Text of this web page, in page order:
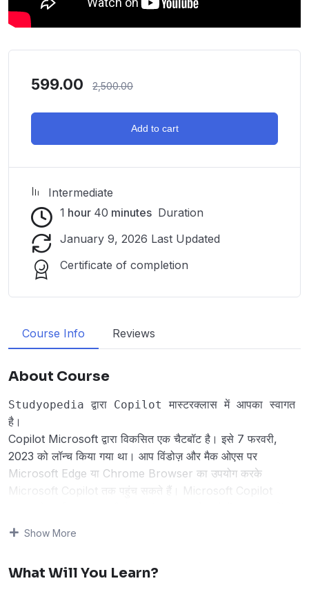
599.00 2,500.00
Add to cart
Intermediate
1 hour 40 minutes Duration
January 9, 2026 Last Updated
Certificate of completion
Course Info Reviews
About Course
Studyopedia द्वारा Copilot मास्टरक्लास में आपका स्वागत
है।
Copilot Microsoft द्वारा विकसित एक चैटबॉट है। इसे 7 फरवरी,
2023 को लॉन्च किया गया था। आप विंडोज़ और मैक ओएस पर
Microsoft Edge या Chrome Browser का उपयोग करके
Microsoft Copilot तक पहुंच सकते हैं। Microsoft Copilot
दिए गए हैं:
यह उत्पादकता बढ़ाने, रचनात्मकता को अनलॉक करने और सरल चैट
Show More
What Will You Learn?